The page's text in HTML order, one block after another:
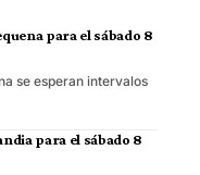
para el sábado 8
se esperan intervalos
para el sábado 8